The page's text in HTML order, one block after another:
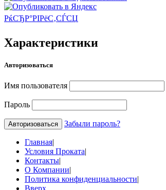
РќСЂР°РІРёС‚СЃСЏ
Характеристики
Авторизоваться
Имя пользователя
Пароль
Забыли пароль?
Главная|
Условия Проката|
Контакты|
О Компании|
Политика конфиденциальности|